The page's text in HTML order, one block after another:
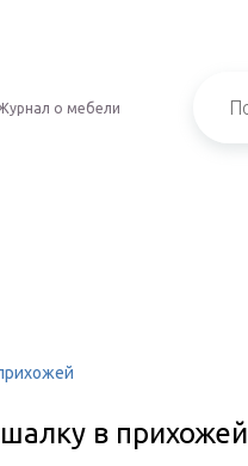
о мебели
в прихожей